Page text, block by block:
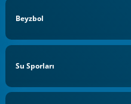
Beyzbol
Su Sporları